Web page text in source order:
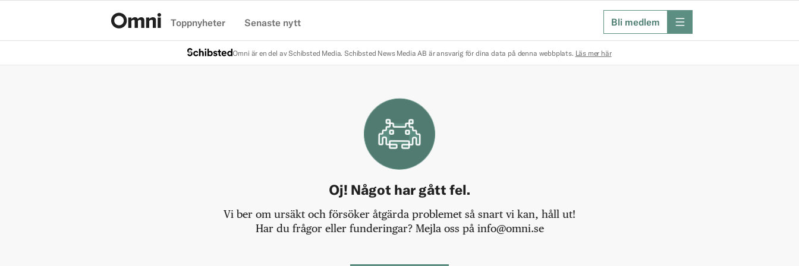
Toppnyheter Senaste nytt Bli medlem meny
Omni är en del av Schibsted Media. Schibsted News Media AB är ansvarig för dina data på denna webbplats. Läs mer här
Oj! Något har gått fel.
Vi ber om ursäkt och försöker åtgärda problemet så snart vi kan, håll ut!
Har du frågor eller funderingar? Mejla oss på info@omni.se